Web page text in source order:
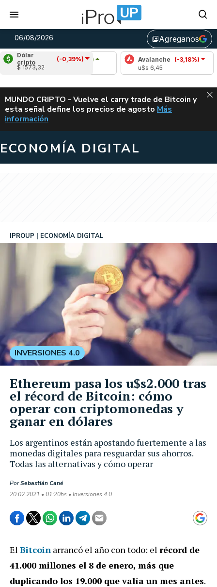
06/08/2026 library_addAgreganos
Dólar
cripto
(-0,39%)
$ 1573,32
Cardano
(5,31%)
u$s 0,20
Avalanche
(-3,18%)
ALERTA
MUNDO CRIPTO - Vuelve el carry trade de Bitcoin y
esta señal define los precios de agosto VUELVE EL
Más
información
ECONOMÍA DIGITAL
Los argentinos están apostando fuertemente a las
monedas digitales para resguardar sus ahorros.
Todas las alternativas y cómo operar
IPROUP ECONOMÍA DIGITAL
PorSebastián Cané
20.02.2021 • 01:20hs • Inversiones 4.0
INVERSIONES 4.0
Ethereum pasa los u$s2.000 tras
el récord de Bitcoin: cómo
operar con criptomonedas y
ganar en dólares
El Bitcoin arrancó el año con todo: el récord de
41.000 millones el 8 de enero, más que
duplicando los 19.000 que valía un mes antes.